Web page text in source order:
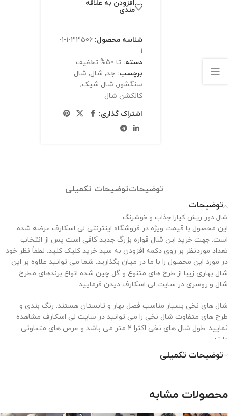
افزودن به علاقه
مندی
شناسه محصول:
33506-1-1-
1
دسته: تا 50% تخفیف
برچسب: جد, شال, شال
سنگشور, شال شیک,
کالکشن شال
اشتراک گذاری:
توضیحاتتوضیحات تکمیلی
توضیحات
شال دور ریش کیارا جذاب و خوشرنگ
این محصول با قیمت ویژه در فروشگاه اینترنتی لی اسکارف عرضه شده
است. جهت خرید این شال قواره بزرگ جدید کافی است پس از انتخاب
تعداد موردنظر بر روی دکمه افزودن به سبد خرید کلیک کنید. لطفاً نظر خود
در مورد این محصول را با ما در میان بگذارید. شما می توانید علاوه بر این
شال بهاری زیبا از طرح های متنوع و گل چین شده انواع برندهای مطرح
شال و روسری در سایت لی اسکارف دیدن فرمایید.
شال های نخی بسیار مناسب فصل بهار و تابستان هستند. رنگ بندی و
طرح های متفاوت شال نخی را می توانید در سایت لی اسکارف مشاهده
نمایید. طول شال های نخی اکثرا 2 متر می باشد و عرض های متفاوتی
دارند.
نحوه نگهداری از شال نخی
۲. خشکشویی نشود.
توضیحات تکمیلی
محصولات مشابه